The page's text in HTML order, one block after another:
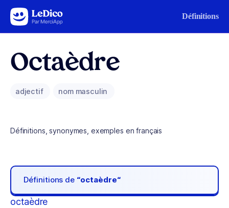
Aller au contenu Définitions
Octaèdre
adjectif nom masculin
Définitions, synonymes, exemples en français
Définitions de “octaèdre“
octaèdre